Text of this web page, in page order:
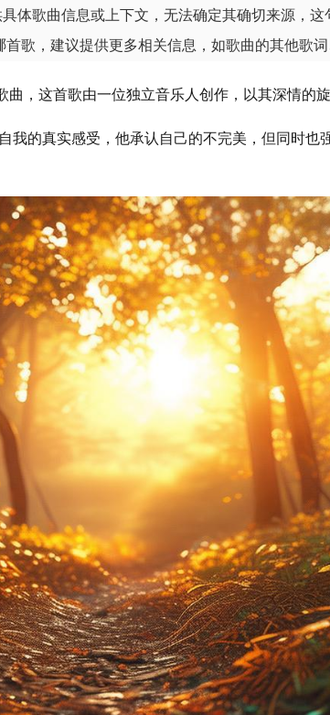
体歌曲信息或上下文，无法确定其确切来源，
歌，建议提供更多相关信息，如歌曲的其他歌词
，这首歌由一位独立音乐人创作，以其深情的
的真实感受，他承认自己的不完美，但同时也